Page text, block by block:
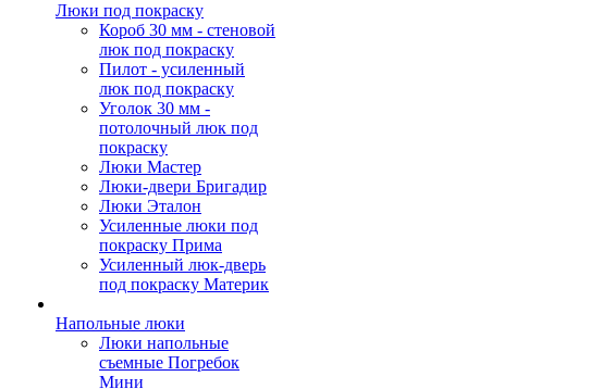
Люки под покраску
Короб 30 мм - стеновой
люк под покраску
Пилот - усиленный
люк под покраску
Уголок 30 мм -
потолочный люк под
покраску
Люки Мастер
Люки-двери Бригадир
Люки Эталон
Усиленные люки под
покраску Прима
Усиленный люк-дверь
под покраску Материк
Напольные люки
Люки напольные
съемные Погребок
Мини